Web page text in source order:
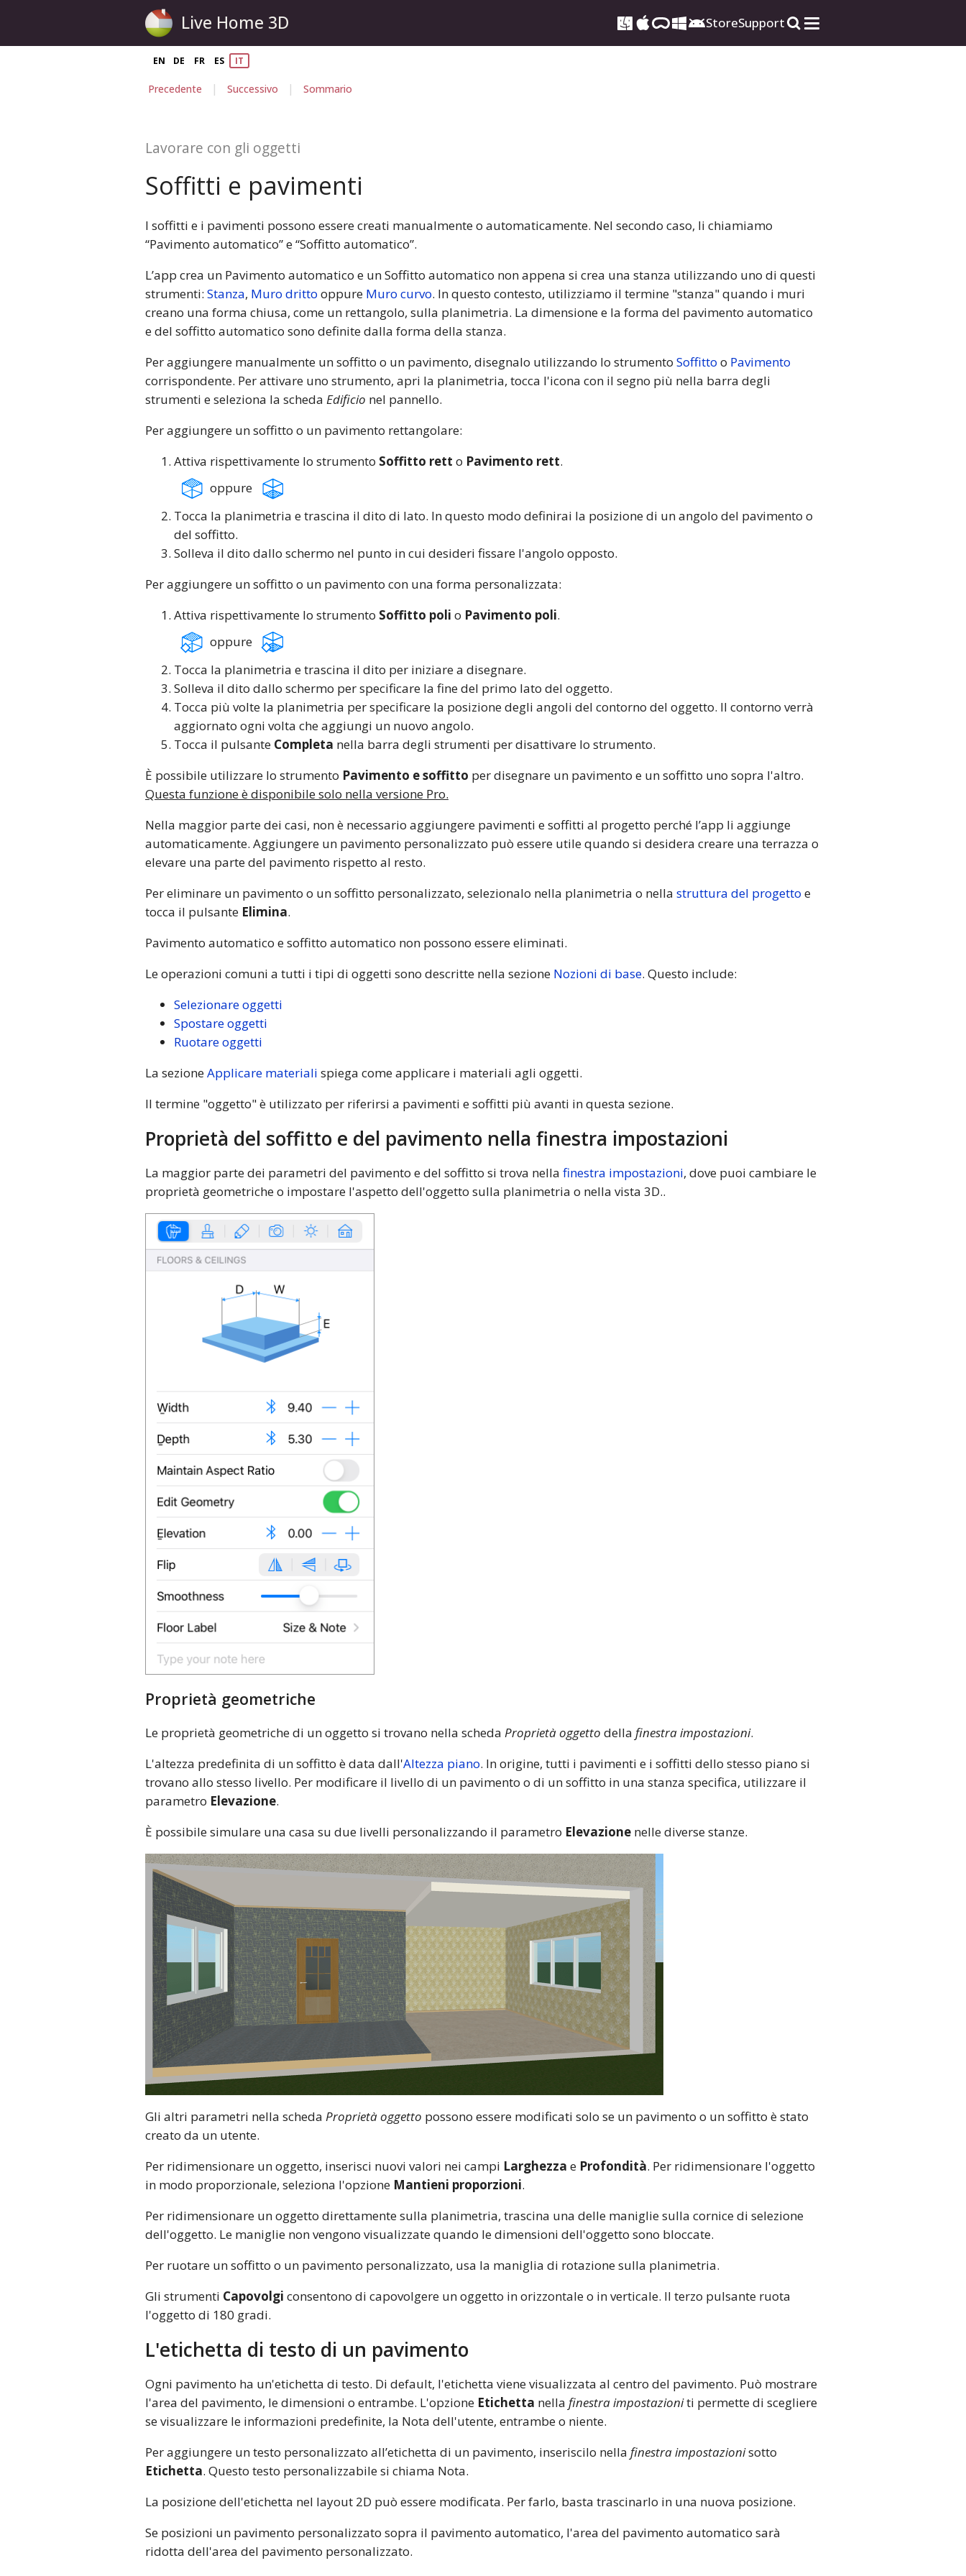
Live Home 3D StoreSupport
EN DE FR ES IT
Precedente | Successivo | Sommario
Lavorare con gli oggetti
Soffitti e pavimenti
I soffitti e i pavimenti possono essere creati manualmente o automaticamente. Nel secondo caso, li chiamiamo
“Pavimento automatico” e “Soffitto automatico”.
L’app crea un Pavimento automatico e un Soffitto automatico non appena si crea una stanza utilizzando uno di questi
strumenti: Stanza, Muro dritto oppure Muro curvo. In questo contesto, utilizziamo il termine "stanza" quando i muri
creano una forma chiusa, come un rettangolo, sulla planimetria. La dimensione e la forma del pavimento automatico
e del soffitto automatico sono definite dalla forma della stanza.
Per aggiungere manualmente un soffitto o un pavimento, disegnalo utilizzando lo strumento Soffitto o Pavimento
corrispondente. Per attivare uno strumento, apri la planimetria, tocca l'icona con il segno più nella barra degli
strumenti e seleziona la scheda Edificio nel pannello.
Per aggiungere un soffitto o un pavimento rettangolare:
Attiva rispettivamente lo strumento Soffitto rett o Pavimento rett.
oppure
Tocca la planimetria e trascina il dito di lato. In questo modo definirai la posizione di un angolo del pavimento o
del soffitto.
Solleva il dito dallo schermo nel punto in cui desideri fissare l'angolo opposto.
Per aggiungere un soffitto o un pavimento con una forma personalizzata:
Attiva rispettivamente lo strumento Soffitto poli o Pavimento poli.
oppure
Tocca la planimetria e trascina il dito per iniziare a disegnare.
Solleva il dito dallo schermo per specificare la fine del primo lato del oggetto.
Tocca più volte la planimetria per specificare la posizione degli angoli del contorno del oggetto. Il contorno verrà
aggiornato ogni volta che aggiungi un nuovo angolo.
Tocca il pulsante Completa nella barra degli strumenti per disattivare lo strumento.
È possibile utilizzare lo strumento Pavimento e soffitto per disegnare un pavimento e un soffitto uno sopra l'altro.
Questa funzione è disponibile solo nella versione Pro.
Nella maggior parte dei casi, non è necessario aggiungere pavimenti e soffitti al progetto perché l’app li aggiunge
automaticamente. Aggiungere un pavimento personalizzato può essere utile quando si desidera creare una terrazza o
elevare una parte del pavimento rispetto al resto.
Per eliminare un pavimento o un soffitto personalizzato, selezionalo nella planimetria o nella struttura del progetto e
tocca il pulsante Elimina.
Pavimento automatico e soffitto automatico non possono essere eliminati.
Le operazioni comuni a tutti i tipi di oggetti sono descritte nella sezione Nozioni di base. Questo include:
Selezionare oggetti
Spostare oggetti
Ruotare oggetti
La sezioneApplicare materiali spiega come applicare i materiali agli oggetti.
Il termine "oggetto" è utilizzato per riferirsi a pavimenti e soffitti più avanti in questa sezione.
Proprietà del soffitto e del pavimento nella finestra impostazioni
La maggior parte dei parametri del pavimento e del soffitto si trova nella finestra impostazioni, dove puoi cambiare le
proprietà geometriche o impostare l'aspetto dell'oggetto sulla planimetria o nella vista 3D..
Proprietà geometriche
Le proprietà geometriche di un oggetto si trovano nella scheda Proprietà oggetto della finestra impostazioni.
L'altezza predefinita di un soffitto è data dall'Altezza piano. In origine, tutti i pavimenti e i soffitti dello stesso piano si
trovano allo stesso livello. Per modificare il livello di un pavimento o di un soffitto in una stanza specifica, utilizzare il
parametro Elevazione.
È possibile simulare una casa su due livelli personalizzando il parametro Elevazione nelle diverse stanze.
Gli altri parametri nella scheda Proprietà oggetto possono essere modificati solo se un pavimento o un soffitto è stato
creato da un utente.
Per ridimensionare un oggetto, inserisci nuovi valori nei campi Larghezza e Profondità. Per ridimensionare l'oggetto
in modo proporzionale, seleziona l'opzione Mantieni proporzioni.
Per ridimensionare un oggetto direttamente sulla planimetria, trascina una delle maniglie sulla cornice di selezione
dell'oggetto. Le maniglie non vengono visualizzate quando le dimensioni dell'oggetto sono bloccate.
Per ruotare un soffitto o un pavimento personalizzato, usa la maniglia di rotazione sulla planimetria.
Gli strumenti Capovolgi consentono di capovolgere un oggetto in orizzontale o in verticale. Il terzo pulsante ruota
l'oggetto di 180 gradi.
L'etichetta di testo di un pavimento
Ogni pavimento ha un'etichetta di testo. Di default, l'etichetta viene visualizzata al centro del pavimento. Può mostrare
l'area del pavimento, le dimensioni o entrambe. L'opzione Etichetta nella finestra impostazioniti permette di scegliere
se visualizzare le informazioni predefinite, la Nota dell'utente, entrambe o niente.
Per aggiungere un testo personalizzato all’etichetta di un pavimento, inseriscilo nella finestra impostazionisotto
Etichetta. Questo testo personalizzabile si chiama Nota.
La posizione dell'etichetta nel layout 2D può essere modificata. Per farlo, basta trascinarlo in una nuova posizione.
Se posizioni un pavimento personalizzato sopra il pavimento automatico, l'area del pavimento automatico sarà
ridotta dell'area del pavimento personalizzato.